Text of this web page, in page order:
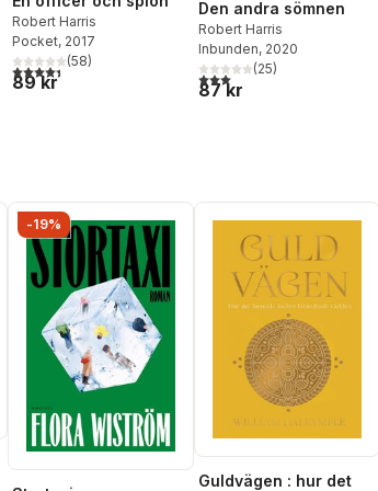
röster:
Robert Harris
Pocket, 2017
4,4utav 5 stjärnor. Totalt antal röster:
(58)
89 kr
Den andra sömnen
Robert Harris
Inbunden, 2020
3,0utav 5 stjärnor. Totalt
(25)
87 kr
-19%
Guldvägen : hur det